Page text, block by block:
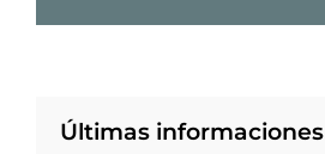
Últimas informaciones